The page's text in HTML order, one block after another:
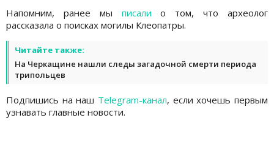
Напомним, ранее мы писали о том, что археолог
рассказала о поисках могилы Клеопатры.
Читайте также:
На Черкащине нашли следы загадочной смерти периода
трипольцев
Подпишись на наш Telegram-канал, если хочешь первым
узнавать главные новости.